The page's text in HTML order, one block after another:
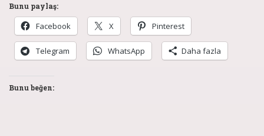
Bunu paylaş:
Facebook X Pinterest
Telegram WhatsApp Daha fazla
Bunu beğen: